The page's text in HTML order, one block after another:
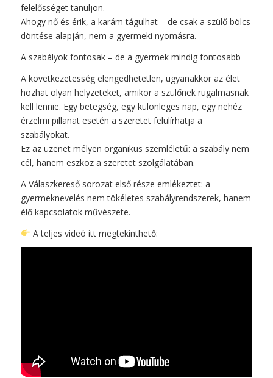
felelősséget tanuljon.
Ahogy nő és érik, a karám tágulhat – de csak a szülő bölcs
döntése alapján, nem a gyermeki nyomásra.
A szabályok fontosak – de a gyermek mindig fontosabb
A következetesség elengedhetetlen, ugyanakkor az élet
hozhat olyan helyzeteket, amikor a szülőnek rugalmasnak
kell lennie. Egy betegség, egy különleges nap, egy nehéz
érzelmi pillanat esetén a szeretet felülírhatja a
szabályokat.
Ez az üzenet mélyen organikus szemléletű: a szabály nem
cél, hanem eszköz a szeretet szolgálatában.
A Válaszkereső sorozat első része emlékeztet: a
gyermeknevelés nem tökéletes szabályrendszerek, hanem
élő kapcsolatok művészete.
A teljes videó itt megtekinthető: